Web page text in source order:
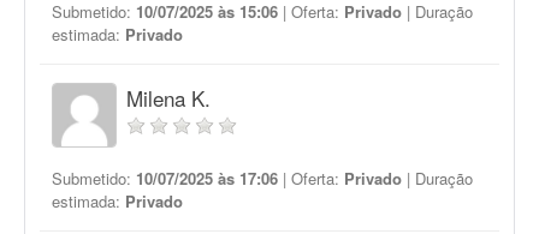
Submetido: 10/07/2025 às 15:06 | Oferta: Privado | Duração
estimada: Privado
Milena K.
Submetido: 10/07/2025 às 17:06 | Oferta: Privado | Duração
estimada: Privado